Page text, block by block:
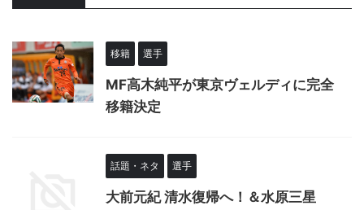
移籍 選手
MF高木純平が東京ヴェルディに完全
移籍決定
話題・ネタ 選手
大前元紀 清水復帰へ！＆水原三星